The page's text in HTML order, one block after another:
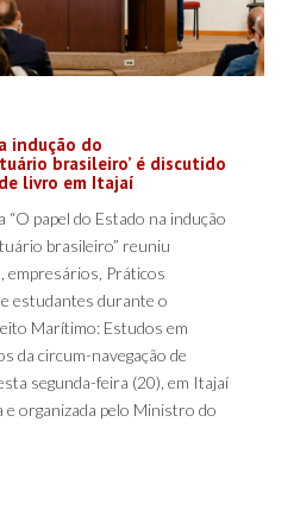
indução do
brasileiro’ é discutido
livro em Itajaí
“O papel do Estado na indução
brasileiro” reuniu
empresários, Práticos
estudantes durante o
Marítimo: Estudos em
da circum-navegação de
segunda-feira (20), em Itajaí
e organizada pelo Ministro do